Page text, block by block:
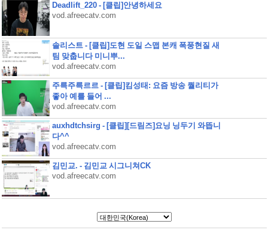
Deadlift_220 - [클립]안녕하세요
vod.afreecatv.com
솔리스트 - [클립]도현 도일 스맵 본캐 폭풍현질 새
팀 맞춥니다 미니뿌...
vod.afreecatv.com
주륵주륵르르 - [클립]킴성태: 요즘 방송 퀄리티가
좋아 예를 들어 ...
vod.afreecatv.com
auxhdtchsirg - [클립][드림즈]요닝 닝두기 와뜹니
다^^
vod.afreecatv.com
김민교. - 김민교 시그니쳐CK
vod.afreecatv.com